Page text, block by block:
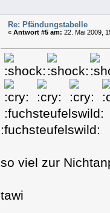
Re: Pfändungstabelle
«Antwort #5 am: 22. Mai 2009,
:fuchsteufelswild:
so viel zur
tawi